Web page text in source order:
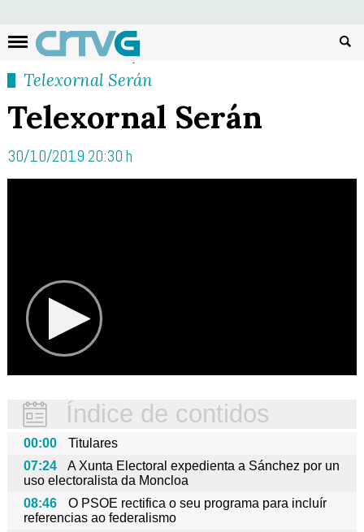
Telexornal Serán
Telexornal Serán
30/10/2019 20:30 h
Índice de contidos
00:00
Titulares
07:24
A Xunta Electoral expedienta a Sánchez por un
uso electoralista da Moncloa
08:46
O PSOE rectifica o seu programa para incluír
referencias ao federalismo